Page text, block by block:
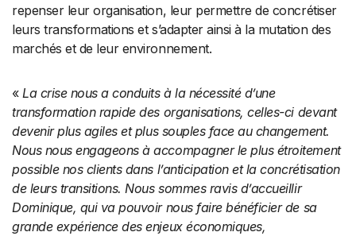
repenser leur organisation, leur permettre de concrétiser
leurs transformations et s’adapter ainsi à la mutation des
marchés et de leur environnement.
« La crise nous a conduits à la nécessité d’une
transformation rapide des organisations, celles-ci devant
devenir plus agiles et plus souples face au changement.
Nous nous engageons à accompagner le plus étroitement
possible nos clients dans l’anticipation et la concrétisation
de leurs transitions. Nous sommes ravis d’accueillir
Dominique, qui va pouvoir nous faire bénéficier de sa
grande expérience des enjeux économiques,